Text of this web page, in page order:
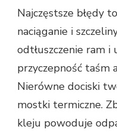
Najczęstsze błędy
naciąganie i
odtłuszczenie ram i
przyczepność taśm
Nierówne dociski
mostki termiczne.
kleju powoduje